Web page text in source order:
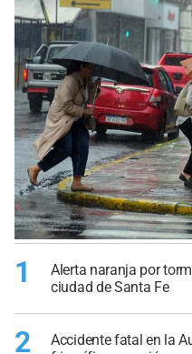
1
Alerta naranja por
ciudad de Santa Fe
2
Accidente fatal en la